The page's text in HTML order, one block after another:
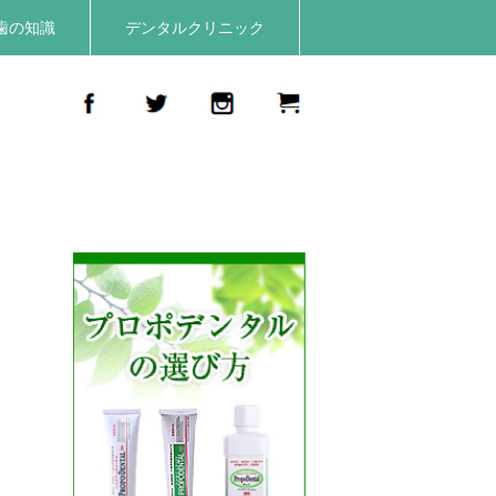
の知識 デンタルクリニック